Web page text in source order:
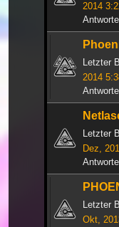
2014
Letzter
2014
Letzter
Dez,
Letzter
Okt,